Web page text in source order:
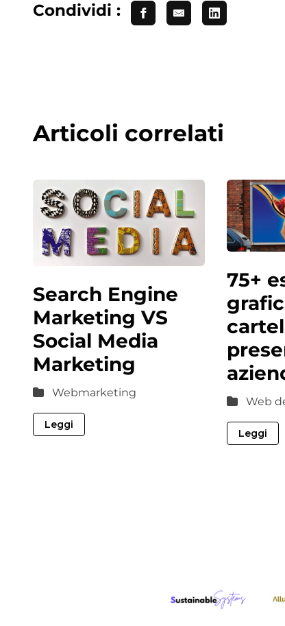
Condividi :
Articoli correlati
Search Engine
Marketing VS
Social Media
Marketing
Webmarketing
Leggi
75+
Web
Leggi